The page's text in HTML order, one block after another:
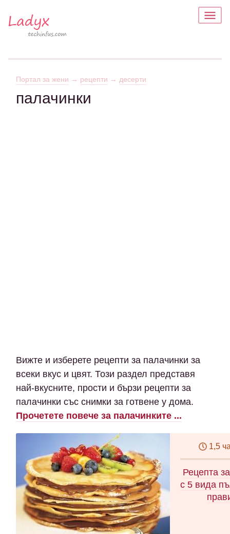
Портал за жени → рецепти → десерти
палачинки
Вижте и изберете рецепти за палачинки за
всеки вкус и цвят. Този раздел представя
най-вкусните, прости и бързи рецепти за
палачинки със снимки за готвене у дома.
Прочетете повече за палачинките ...
1,5
Рецепта
с 5 вида